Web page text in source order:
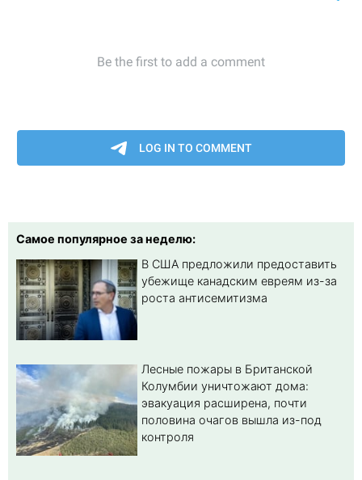
Самое популярное за неделю:
В США предложили предоставить
убежище канадским евреям из-за
роста антисемитизма
Лесные пожары в Британской
Колумбии уничтожают дома:
эвакуация расширена, почти
половина очагов вышла из-под
контроля